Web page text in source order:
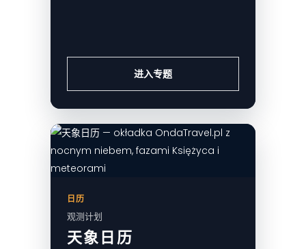
进入专题
日历
观测计划
天象日历